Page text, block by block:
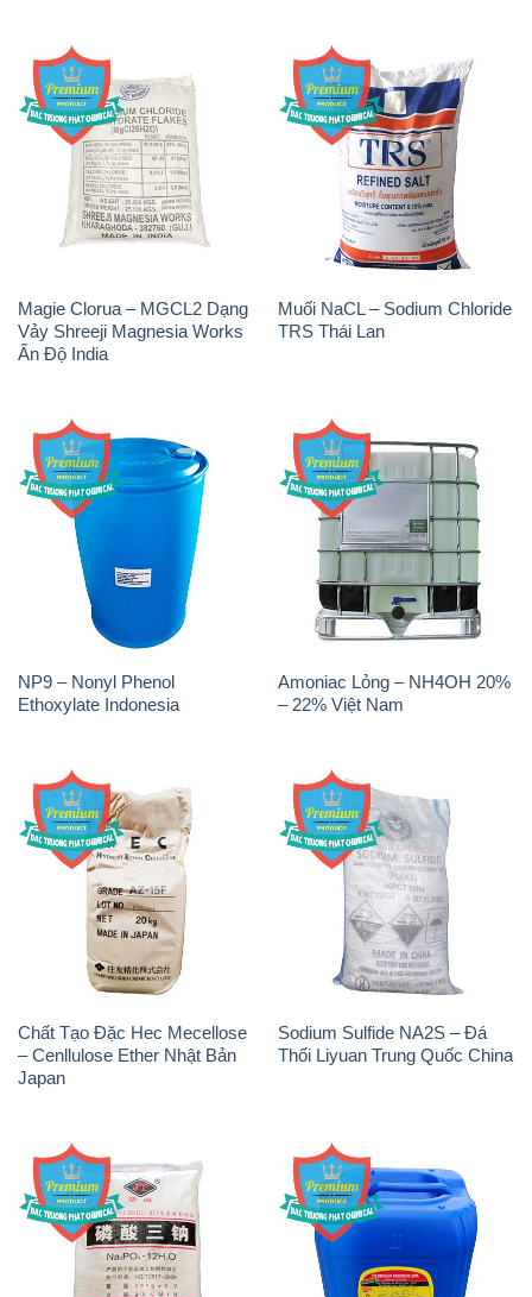
Magie Clorua – MGCL2 Dạng
Vảy Shreeji Magnesia Works
Ấn Độ India
Muối NaCL – Sodium Chloride
TRS Thái Lan
NP9 – Nonyl Phenol
Ethoxylate Indonesia
Amoniac Lỏng – NH4OH 20%
– 22% Việt Nam
Chất Tạo Đặc Hec Mecellose
– Cenllulose Ether Nhật Bản
Sodium Sulfide NA2S – Đá
Thối Liyuan Trung Quốc China
Na3PO4 – Trisodium
Phosphate Trung Quốc China
H2O2 – Hydrogen Peroxide
50% Samuda Bangladesh